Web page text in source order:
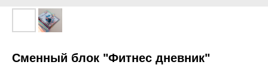
Сменный блок "Фитнес дневник"